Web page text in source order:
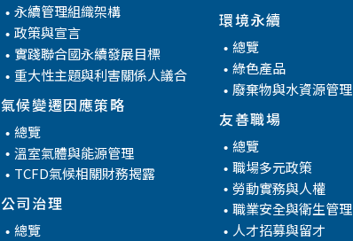
永續管理組織架構
政策與宣言
實踐聯合國永續發展目標
重大性主題與利害關係人議合
氣候變遷因應策略
總覽
溫室氣體與能源管理
TCFD氣候相關財務揭露
公司治理
總覽
環境永續
總覽
綠色產品
廢棄物與水資源管理
友善職場
總覽
職場多元政策
勞動實務與人權
職業安全與衛生管理
人才招募與留才